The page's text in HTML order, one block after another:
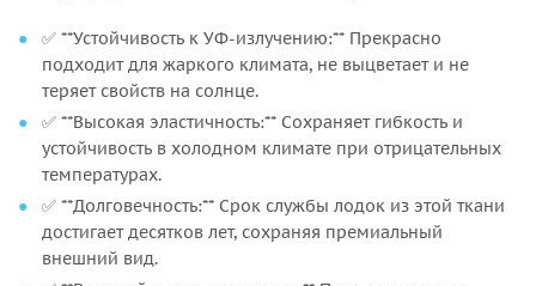
✅ **Устойчивость к УФ-излучению:** Прекрасно
подходит для жаркого климата, не выцветает и не
теряет свойств на солнце.
✅ **Высокая эластичность:** Сохраняет гибкость и
устойчивость в холодном климате при отрицательных
температурах.
✅ **Долговечность:** Срок службы лодок из этой ткани
достигает десятков лет, сохраняя премиальный
внешний вид.